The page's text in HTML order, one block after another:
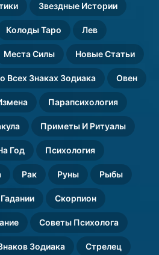
Звездные Истории
Колоды Таро Лев
Места Силы Новые Статьи
Всех Знаках Зодиака Овен
Парапсихология
Приметы И Ритуалы
Год Психология
Рак Руны Рыбы
Скорпион
Советы Психолога
Зодиака Стрелец